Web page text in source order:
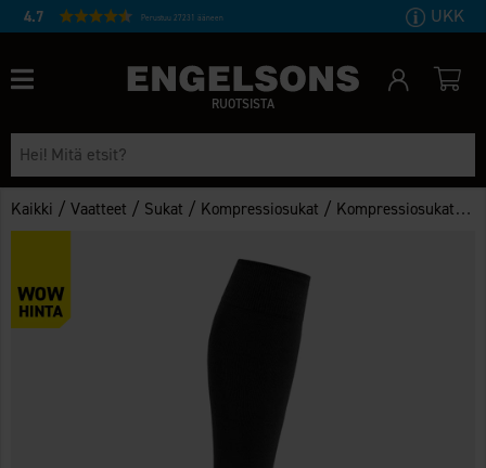
4.7 Perustuu 27231 ääneen UKK
RUOTSISTA
Kaikki /Vaatteet / Sukat / Kompressiosukat / Kompressiosukat 12 mmHg